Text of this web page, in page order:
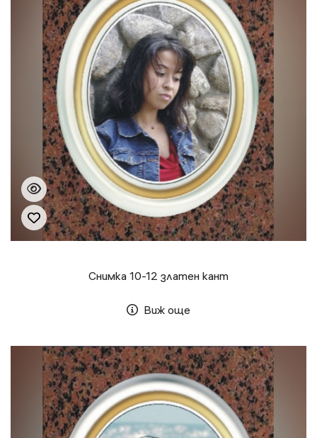
Снимка 10-12 златен кант
Виж още